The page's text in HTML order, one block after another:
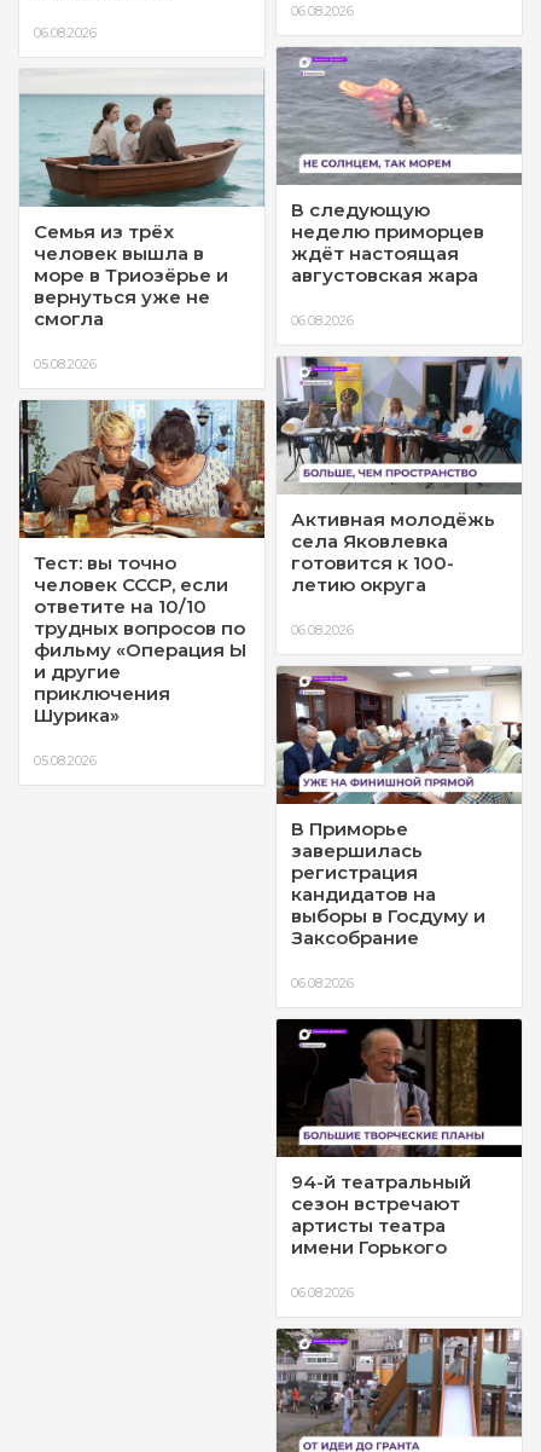
06.08.2026
Семья из трёх
человек вышла в
море в Триозёрье и
вернуться уже не
смогла
05.08.2026
Тест: вы точно
человек СССР, если
ответите на 10/10
трудных вопросов по
фильму «Операция Ы
и другие
приключения
Шурика»
05.08.2026
06.08.2026
В следующую
неделю приморцев
ждёт настоящая
августовская жара
06.08.2026
Активная молодёжь
села Яковлевка
готовится к 100-
летию округа
06.08.2026
В Приморье
завершилась
регистрация
кандидатов на
выборы в Госдуму и
Заксобрание
06.08.2026
94-й театральный
сезон встречают
артисты театра
имени Горького
06.08.2026